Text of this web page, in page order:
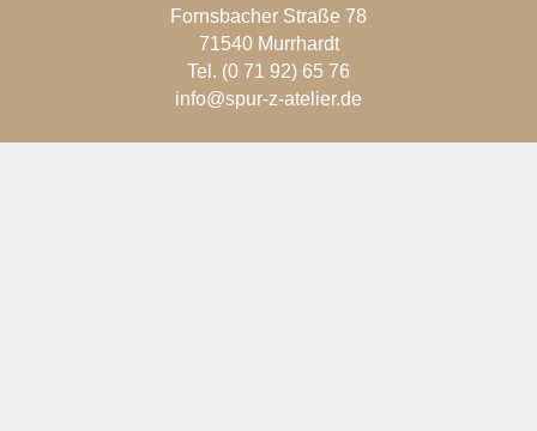
Fornsbacher Straße 78
71540 Murrhardt
Tel. (0 71 92) 65 76
info@spur-z-atelier.de